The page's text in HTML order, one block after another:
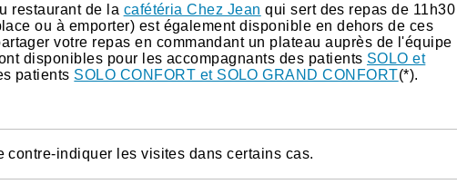
restaurant de la cafétéria Chez Jean qui sert des repas de 11h30
ou à emporter) est également disponible en dehors de ces
votre repas en commandant un plateau auprès de l'équipe
disponibles pour les accompagnants des patients SOLO et
patients SOLO CONFORT et SOLO GRAND CONFORT(*).
indiquer les visites dans certains cas.